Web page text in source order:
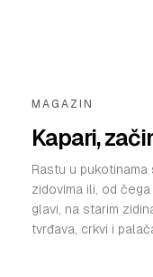
MAGAZIN
Kapari,
Rastu u
zidovima ili, od
glavi, na starim
tvrđava, crkvi i